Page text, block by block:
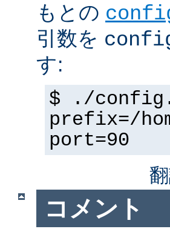
もとの
引数を
す:
$ ./
prefix=/
port=90
コメント